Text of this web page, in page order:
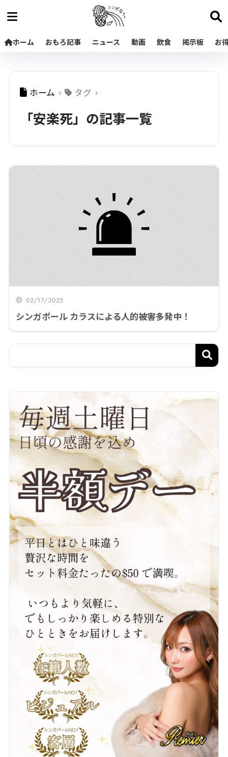
ホーム おもろ記事 ニュース 動画 飲食 掲示板 お
ホーム タグ
「安楽死」の記事一覧
02/17/2023
シンガポール カラスによる人的被害多発中！